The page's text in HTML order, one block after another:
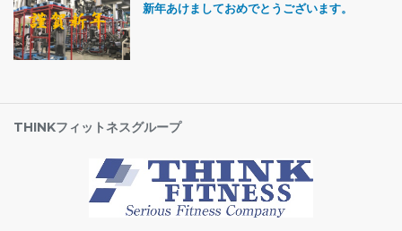
新年あけましておめでとうございます。
THINKフィットネスグループ